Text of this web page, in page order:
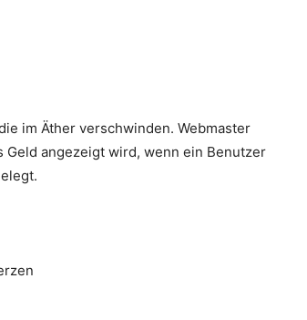
im Äther verschwinden. Webmaster
Geld angezeigt wird, wenn ein Benutzer